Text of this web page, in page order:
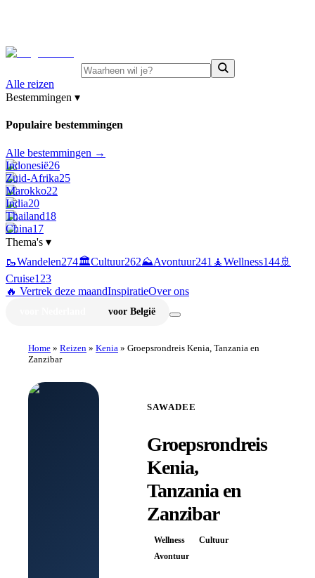
Alle reizen
Bestemmingen ▾
Populaire bestemmingen
Alle bestemmingen →
Indonesië26
Zuid-Afrika25
Marokko22
India20
Thailand18
China17
Thema's ▾
🥾Wandelen274🏛️Cultuur262⛰️Avontuur241 🧘Wellness144🚢
Cruise123
🔥 Vertrek deze maandInspiratieOver ons
voor België
Home » Reizen » Kenia » Groepsrondreis Kenia, Tanzania en
Zanzibar
SAWADEE
Groepsrondreis
Kenia,
Tanzania en
Zanzibar
Wellness
Cultuur
Avontuur